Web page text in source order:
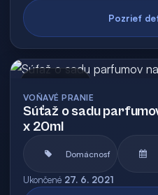
Pozrieť
VOŇAVÉ PRANIE
Súťaž o sadu
x 20ml
Domácnosť
Ukončené 27. 6. 2021